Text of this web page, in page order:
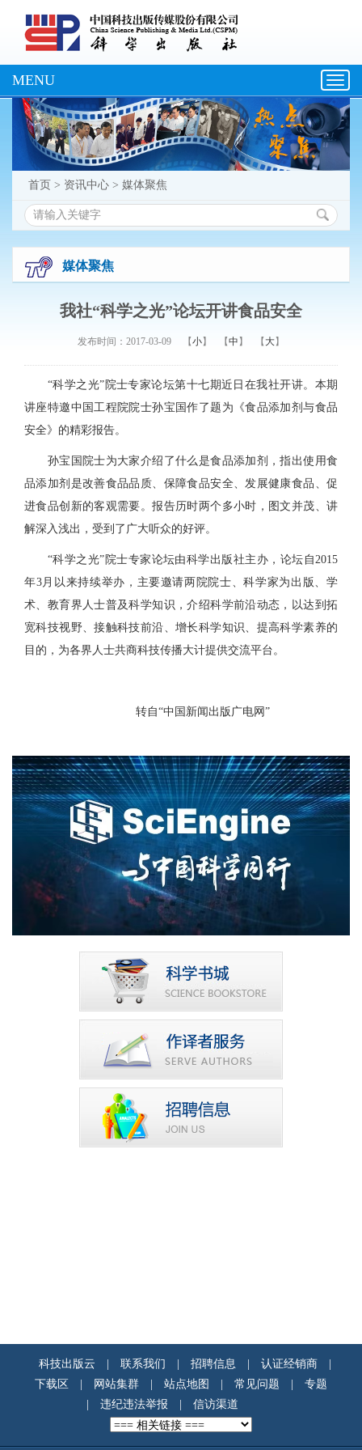
MENU
首页 > 资讯中心 > 媒体聚焦
媒体聚焦
我社“科学之光”论坛开讲食品安全
发布时间：2017-03-09 【小】 【中】 【大】
“科学之光”院士专家论坛第十七期近日在我社开讲。本期
讲座特邀中国工程院院士孙宝国作了题为《食品添加剂与食品
安全》的精彩报告。
孙宝国院士为大家介绍了什么是食品添加剂，指出使用食
品添加剂是改善食品品质、保障食品安全、发展健康食品、促
进食品创新的客观需要。报告历时两个多小时，图文并茂、讲
解深入浅出，受到了广大听众的好评。
“科学之光”院士专家论坛由科学出版社主办，论坛自2015
年3月以来持续举办，主要邀请两院院士、科学家为出版、学
术、教育界人士普及科学知识，介绍科学前沿动态，以达到拓
宽科技视野、接触科技前沿、增长科学知识、提高科学素养的
目的，为各界人士共商科技传播大计提供交流平台。
转自“中国新闻出版广电网”
科技出版云 联系我们 招聘信息 认证经销商
下载区
网站集群 站点地图 常见问题
专题
违纪违法举报 信访渠道